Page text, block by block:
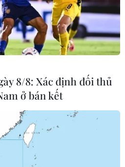
khẩu than đá và điện
8/8: Xác định đối thủ
ở bán kết